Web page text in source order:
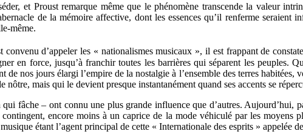
et Proust remarque même que le phénomène transcende la valeur
de la mémoire affective, dont les essences qu’il renferme
même.
d’appeler les « nationalismes musicaux », il est frappant de
en force, jusqu’à franchir toutes les barrières qui séparent les peuples.
nos jours élargi l’empire de la nostalgie à l’ensemble des terres
nôtre, mais qui le devient presque instantanément quand ses accents se
fâche – ont connu une plus grande influence que d’autres. Aujourd’hui,
encore moins à un caprice de la mode véhiculé par les moyens
étant l’agent principal de cette « Internationale des esprits » appelée